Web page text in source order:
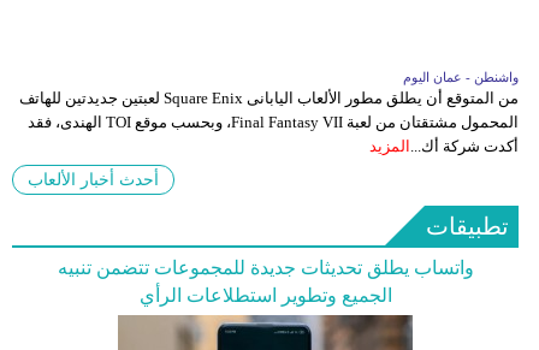
واشنطن - عمان اليوم
من المتوقع أن يطلق مطور الألعاب اليابانى Square Enix لعبتين جديدتين للهاتف
المحمول مشتقتان من لعبة Final Fantasy VII، وبحسب موقع TOI الهندى، فقد
أكدت شركة أك... المزيد
أحدث أخبار الألعاب
تطبيقات
واتساب يطلق تحديثات جديدة للمجموعات تتضمن تنبيه
الجميع وتطوير استطلاعات الرأي